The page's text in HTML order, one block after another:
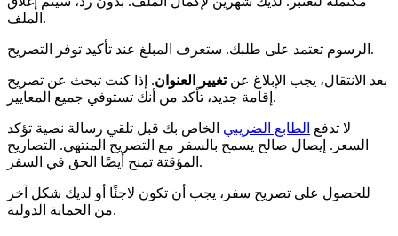
الملف.
الرسوم تعتمد على طلبك. ستعرف المبلغ عند تأكيد توفر التصريح.
بعد الانتقال، يجب الإبلاغ عنتغيير العنوان. إذا كنت تبحث عن تصريح
إقامة جديد، تأكد من أنك تستوفي جميع المعايير.
لا تدفع الطابع الضريبي الخاص بك قبل تلقي رسالة نصية تؤكد
السعر. إيصال صالح يسمح بالسفر مع التصريح المنتهي. التصاريح
المؤقتة تمنح أيضًا الحق في السفر.
للحصول على تصريح سفر، يجب أن تكون لاجئًا أو لديك شكل آخر
من الحماية الدولية.